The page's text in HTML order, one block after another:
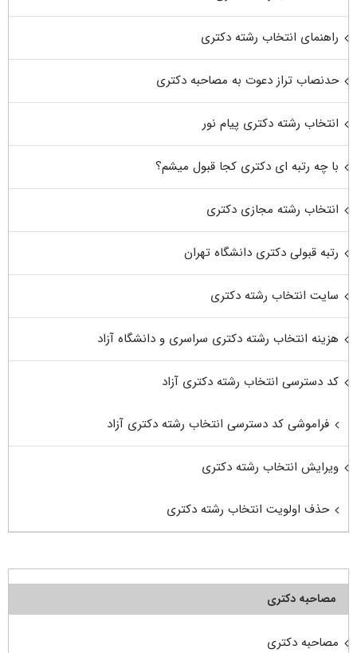
راهنمای انتخاب رشته دکتری
حدنصاب تراز دعوت به مصاحبه دکتری
انتخاب رشته دکتری پیام نور
با چه رتبه ای دکتری کجا قبول میشم؟
انتخاب رشته مجازی دکتری
رتبه قبولی دکتری دانشگاه تهران
سایت انتخاب رشته دکتری
هزینه انتخاب رشته دکتری سراسری و دانشگاه آزاد
کد دسترسی انتخاب رشته دکتری آزاد
فراموشی کد دسترسی انتخاب رشته دکتری آزاد
ویرایش انتخاب رشته دکتری
حذف اولویت انتخاب رشته دکتری
مصاحبه دکتری
مصاحبه دکتری